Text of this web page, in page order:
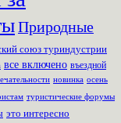
Природные
союз туриндустрии
все включено въездной
новинка осень
туристические форумы
это интересно